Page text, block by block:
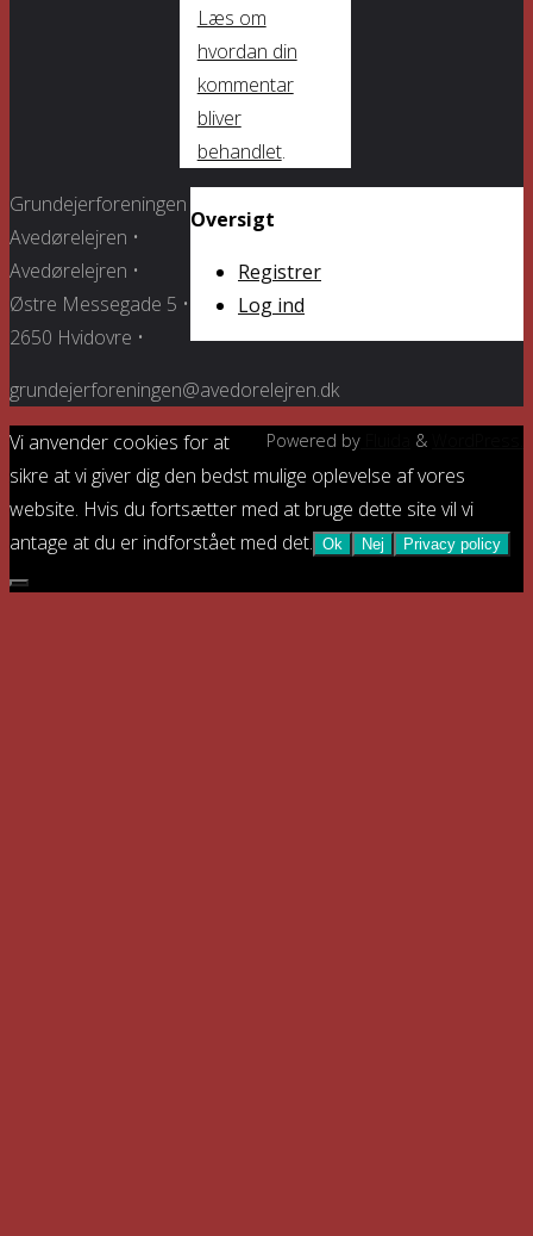
Læs om
hvordan din
kommentar
bliver
behandlet.
Oversigt
Registrer
Log ind
Grundejerforeningen
Avedørelejren •
Avedørelejren •
Østre Messegade 5 •
2650 Hvidovre •
grundejerforeningen@avedorelejren.dk
Powered by &
Vi anvender cookies for at
sikre at vi giver dig den bedst mulige oplevelse af vores
website. Hvis du fortsætter med at bruge dette site vil vi
antage at du er indforstået med det. Ok Nej Privacy policy